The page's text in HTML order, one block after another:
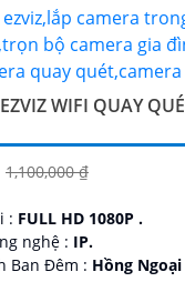
WIFI QUAY
1,100,000 ₫
: FULL HD 1080P .
🕉️ Tích hợp công nghệ : IP.
❂ Khoảng Cách Ban Đêm : Hồng